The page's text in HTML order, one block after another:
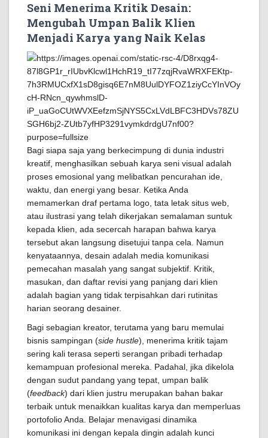
Seni Menerima Kritik Desain:
Mengubah Umpan Balik Klien
Menjadi Karya yang Naik Kelas
Bagi siapa saja yang berkecimpung di dunia industri
kreatif, menghasilkan sebuah karya seni visual adalah
proses emosional yang melibatkan pencurahan ide,
waktu, dan energi yang besar. Ketika Anda
memamerkan draf pertama logo, tata letak situs web,
atau ilustrasi yang telah dikerjakan semalaman suntuk
kepada klien, ada secercah harapan bahwa karya
tersebut akan langsung disetujui tanpa cela. Namun
kenyataannya, desain adalah media komunikasi
pemecahan masalah yang sangat subjektif. Kritik,
masukan, dan daftar revisi yang panjang dari klien
adalah bagian yang tidak terpisahkan dari rutinitas
harian seorang desainer.
Bagi sebagian kreator, terutama yang baru memulai
bisnis sampingan (side hustle), menerima kritik tajam
sering kali terasa seperti serangan pribadi terhadap
kemampuan profesional mereka. Padahal, jika dikelola
dengan sudut pandang yang tepat, umpan balik
(feedback) dari klien justru merupakan bahan bakar
terbaik untuk menaikkan kualitas karya dan memperluas
portofolio Anda. Belajar menavigasi dinamika
komunikasi ini dengan kepala dingin adalah kunci